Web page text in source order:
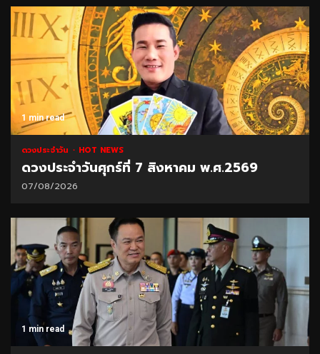
1 min read
ดวงประจำวัน HOT NEWS
ดวงประจำวันศุกร์ที่ 7 สิงหาคม พ.ศ.2569
07/08/2026
1 min read